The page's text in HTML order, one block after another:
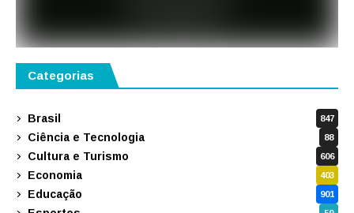
Categorias
Brasil 847
Ciência e Tecnologia 88
Cultura e Turismo 606
Economia 403
Educação 901